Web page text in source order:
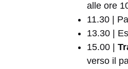
alle ore
11.30 |
13.30 |
15.00 |
verso il